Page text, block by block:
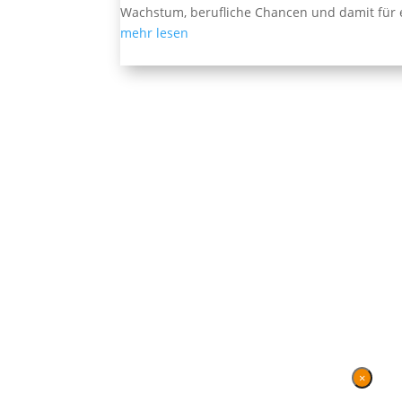
Wachstum, berufliche Chancen und damit für
mehr lesen
×